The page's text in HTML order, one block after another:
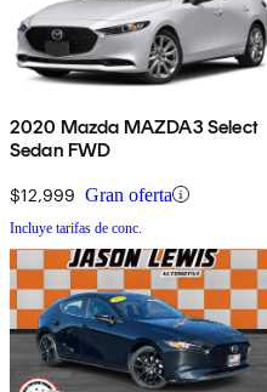
2020 Mazda MAZDA3 Select
Sedan FWD
$12,999 Gran oferta
Incluye tarifas de conc.